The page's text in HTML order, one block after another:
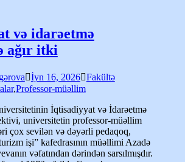
və idarəetmə
ağır itki
İyn 16, 2026
Fakültə
,Professor-müəllim
İqtisadiyyat və İdarəetmə
universitetin professor-müəllim
çox sevilən və dəyərli pedaqoq,
işi” kafedrasının müəllimi Azadə
vəfatından dərindən sarsılmışdır.